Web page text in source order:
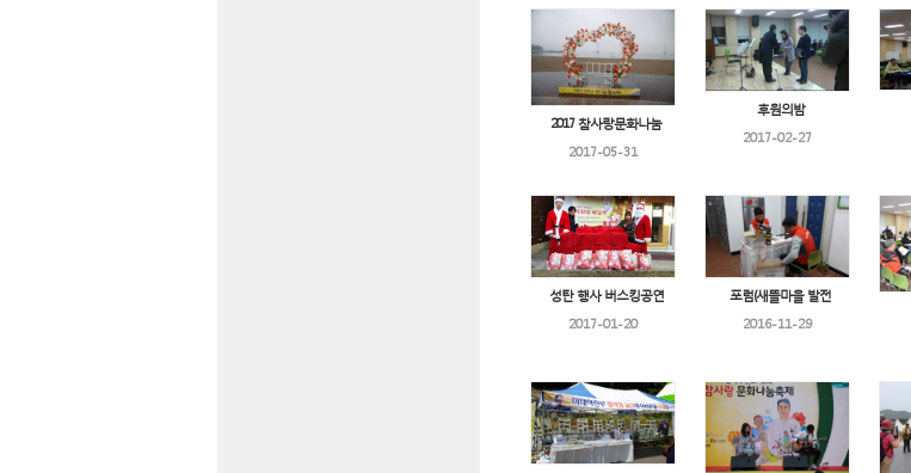
2017 참사랑문화나눔
2017-05-31
후원의밤
2017-02-27
성탄 행사 버스킹공연
2017-01-20
포럼(새뜰마을 발전
2016-11-29